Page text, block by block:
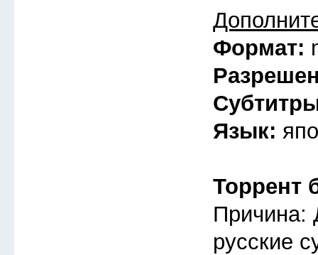
Формат:
Язык:
Торрент
Причина:
русские